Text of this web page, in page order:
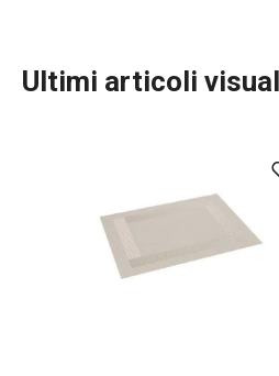
Servire in tavola
Ultimi articoli